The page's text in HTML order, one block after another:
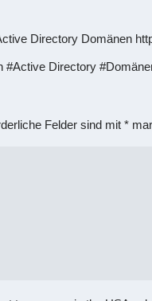
Directory Domänen
Directory
Felder sind mit*